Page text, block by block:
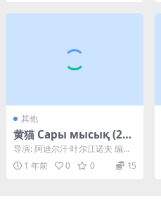
其他
黄猫 Сары мысық (202
0)
导演: 阿迪尔汗·叶尔江诺夫 编
剧: 伊娜·斯梅洛娃 / 阿迪尔汗·叶
尔江诺夫 ...
1 年前 0 0 15